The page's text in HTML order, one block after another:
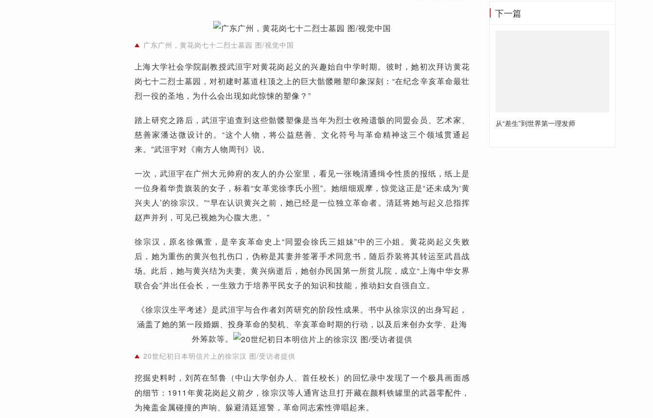
广东广州，黄花岗七十二烈士墓园 图/视觉中国
上海大学社会学院副教授武洹宇对黄花岗起义的兴趣始自中学时期。彼时，她初次拜访黄花
岗七十二烈士墓园，对初建时墓道柱顶之上的巨大骷髅雕塑印象深刻：“在纪念辛亥革命最壮
烈一役的圣地，为什么会出现如此惊悚的塑像？”
踏上研究之路后，武洹宇追查到这些骷髅塑像是当年为烈士收殓遗骸的同盟会员、艺术家、
慈善家潘达微设计的。“这个人物，将公益慈善、文化符号与革命精神这三个领域贯通起
来。”武洹宇对《南方人物周刊》说。
一次，武洹宇在广州大元帅府的友人的办公室里，看见一张晚清通缉令性质的报纸，纸上是
一位身着华贵旗装的女子，标着“女革党徐李氏小照”。她细细观摩，惊觉这正是“还未成为‘黄
兴夫人’的徐宗汉。”“早在认识黄兴之前，她已经是一位独立革命者。清廷将她与起义总指挥
赵声并列，可见已视她为心腹大患。”
徐宗汉，原名徐佩萱，是辛亥革命史上“同盟会徐氏三姐妹”中的三小姐。黄花岗起义失败
后，她为重伤的黄兴包扎伤口，伪称是其妻并签署手术同意书，随后乔装将其转运至武昌战
场。此后，她与黄兴结为夫妻。黄兴病逝后，她创办民国第一所贫儿院，成立“上海中华女界
联合会”并出任会长，一生致力于培养平民女子的知识和技能，推动妇女自强自立。
《徐宗汉生平考述》是武洹宇与合作者刘芮研究的阶段性成果。书中从徐宗汉的出身写起，
涵盖了她的第一段婚姻、投身革命的契机、辛亥革命时期的行动，以及后来创办女学、赴海
外筹款等。
20世纪初日本明信片上的徐宗汉 图/受访者提供
挖掘史料时，刘芮在邹鲁 （中山大学创办人、首任校长） 的回忆录中发现了一个极具画面感
的细节：1911年黄花岗起义前夕，徐宗汉等人通宵达旦打开藏在颜料铁罐里的武器零配件，
为掩盖金属碰撞的声响、躲避清廷巡警，革命同志索性弹唱起来。
下一篇
从“差生”到世界第一理发师